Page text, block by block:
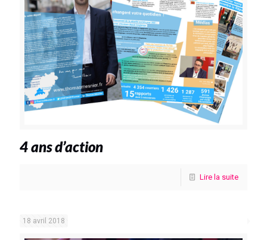
4 ans d’action
Lire la suite
18 avril 2018